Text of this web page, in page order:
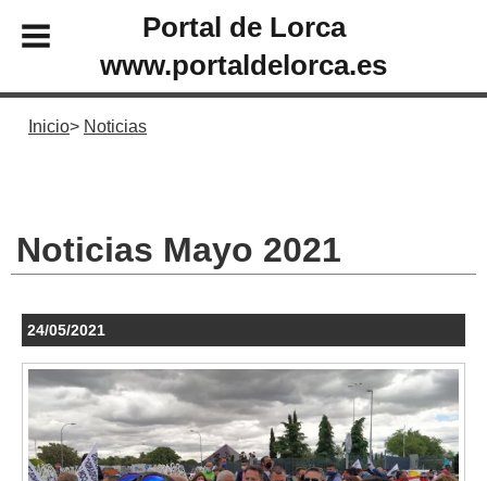
Portal de Lorca
www.portaldelorca.es
Inicio Noticias
Noticias Mayo 2021
24/05/2021